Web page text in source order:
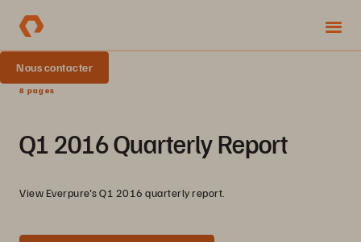
Nous contacter
8 pages
Q1 2016 Quarterly Report
View Everpure's Q1 2016 quarterly report.